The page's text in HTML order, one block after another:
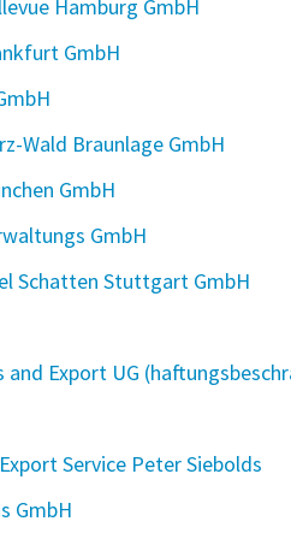
Hamburg GmbH
GmbH
Wald Braunlage GmbH
GmbH
GmbH
Schatten Stuttgart GmbH
and Export UG
Service Peter Siebolds
GmbH